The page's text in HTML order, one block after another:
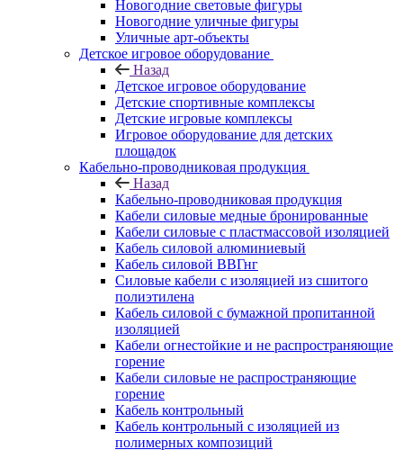
Новогодние световые фигуры
Новогодние уличные фигуры
Уличные арт-объекты
Детское игровое оборудование
Назад
Детское игровое оборудование
Детские спортивные комплексы
Детские игровые комплексы
Игровое оборудование для детских
площадок
Кабельно-проводниковая продукция
Назад
Кабельно-проводниковая продукция
Кабели силовые медные бронированные
Кабели силовые с пластмассовой изоляцией
Кабель силовой алюминиевый
Кабель силовой ВВГнг
Силовые кабели с изоляцией из сшитого
полиэтилена
Кабель силовой с бумажной пропитанной
изоляцией
Кабели огнестойкие и не распространяющие
горение
Кабели силовые не распространяющие
горение
Кабель контрольный
Кабель контрольный с изоляцией из
полимерных композиций